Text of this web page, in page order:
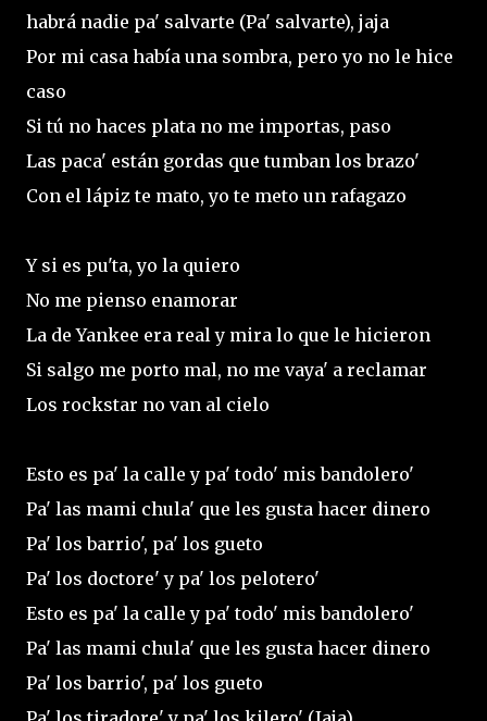
habrá nadie pa' salvarte (Pa' salvarte), jaja
Por mi casa había una sombra, pero yo no le hice
caso
Si tú no haces plata no me importas, paso
Las paca' están gordas que tumban los brazo'
Con el lápiz te mato, yo te meto un rafagazo
Y si es pu'ta, yo la quiero
No me pienso enamorar
La de Yankee era real y mira lo que le hicieron
Si salgo me porto mal, no me vaya' a reclamar
Los rockstar no van al cielo
Esto es pa' la calle y pa' todo' mis bandolero'
Pa' las mami chula' que les gusta hacer dinero
Pa' los barrio', pa' los gueto
Pa' los doctore' y pa' los pelotero'
Esto es pa' la calle y pa' todo' mis bandolero'
Pa' las mami chula' que les gusta hacer dinero
Pa' los barrio', pa' los gueto